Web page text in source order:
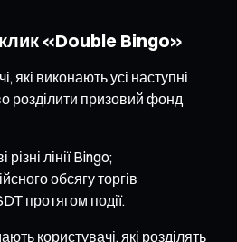
«Double Bingo»
які виконають усі наступні
розділити призовий фонд
лінії Bingo;
обсягу торгів
протягом події.
користувачі, які розділять